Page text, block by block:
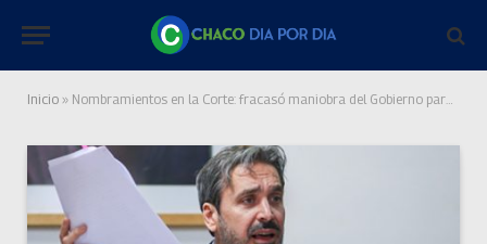
Inicio » Nombramientos en la Corte: fracasó maniobra del Gobierno para correr al juez Ramos Padilla